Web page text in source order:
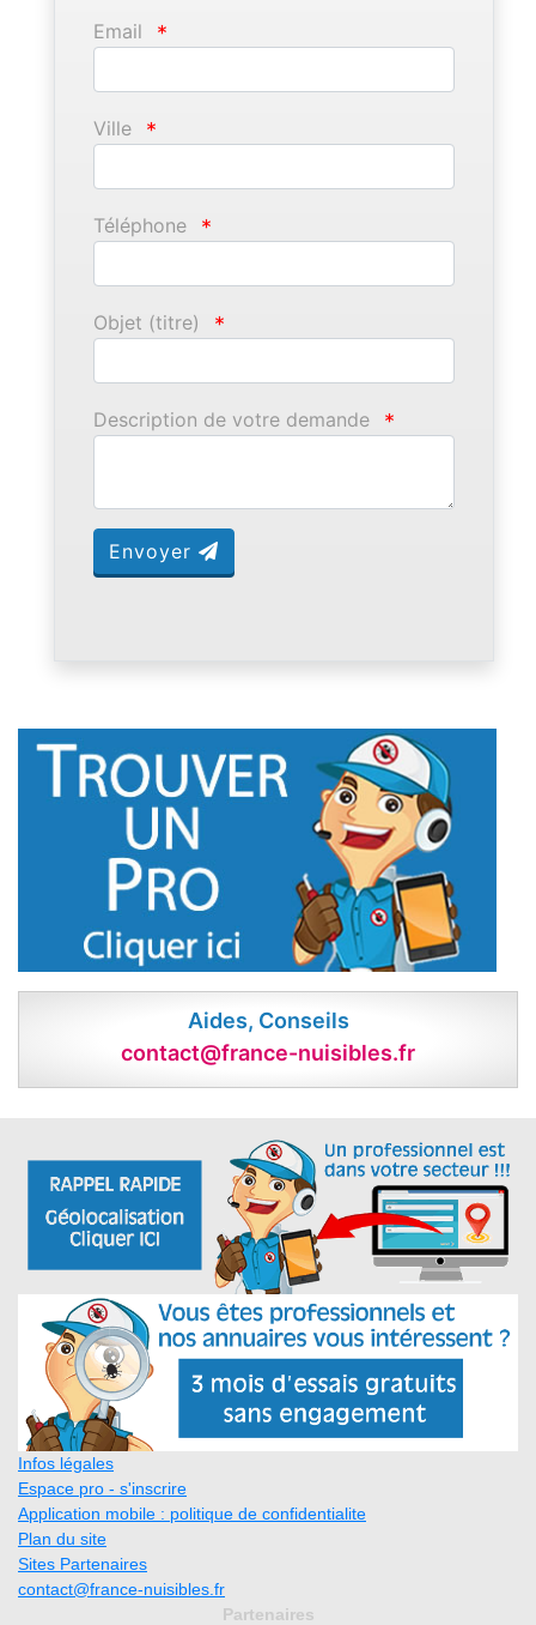
Email *
Ville *
Téléphone *
Objet (titre) *
Description de votre demande *
Envoyer
Aides, Conseils
contact@france-nuisibles.fr
Infos légales
Espace pro - s'inscrire
Application mobile : politique de confidentialite
Plan du site
Sites Partenaires
contact@france-nuisibles.fr
Partenaires